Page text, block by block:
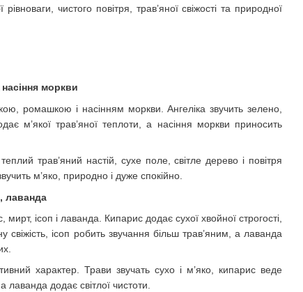
чистого повітря, трав’яної свіжості та природної
моркви
ромашкою і насінням моркви. Ангеліка звучить зелено,
м’якої трав’яної теплоти, а насіння моркви приносить
трав’яний настій, сухе поле, світле дерево і повітря
м’яко, природно і дуже спокійно.
лаванда
ісоп і лаванда. Кипарис додає сухої хвойної строгості,
ісоп робить звучання більш трав’яним, а лаванда
характер. Трави звучать сухо і м’яко, кипарис веде
лаванда додає світлої чистоти.